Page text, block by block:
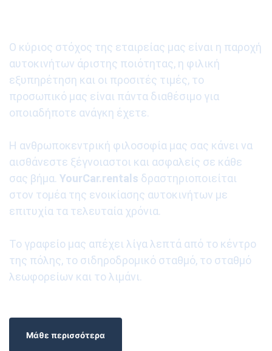
Ο κύριος στόχος της εταιρείας μας είναι η παροχή
αυτοκινήτων άριστης ποιότητας, η φιλική
εξυπηρέτηση και οι προσιτές τιμές, το
προσωπικό μας είναι πάντα διαθέσιμο για
οποιαδήποτε ανάγκη έχετε.
Η ανθρωποκεντρική φιλοσοφία μας σας κάνει να
αισθάνεστε ξέγνοιαστοι και ασφαλείς σε κάθε
σας βήμα. YourCar.rentals δραστηριοποιείται
στον τομέα της ενοικίασης αυτοκινήτων με
επιτυχία τα τελευταία χρόνια.
Το γραφείο μας απέχει λίγα λεπτά από το κέντρο
της πόλης, το σιδηροδρομικό σταθμό, το σταθμό
λεωφορείων και το λιμάνι.
Μάθε περισσότερα